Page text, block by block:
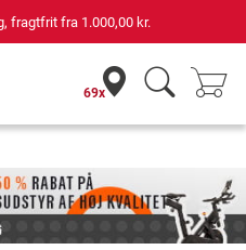
fragtfrit fra 1.000,00 kr.
69x